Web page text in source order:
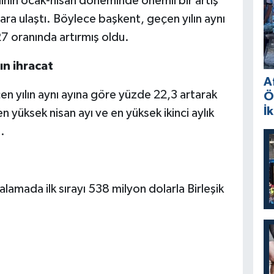
ulaştı. Böylece başkent, geçen yılın aynı
oranında artırmış oldu.
ihracat
yılın aynı ayına göre yüzde 22,3 artarak
yüksek nisan ayı ve en yüksek ikinci aylık
ilk sırayı 538 milyon dolarla Birleşik